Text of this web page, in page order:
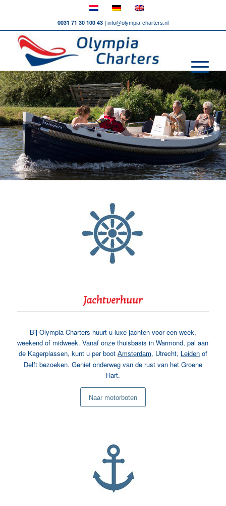
0031 71 30 100 43 | info@olympia-charters.nl
Jachtverhuur
Bij Olympia Charters huurt u luxe jachten voor een week,
weekend of midweek. Vanaf onze thuisbasis in Warmond, pal aan
de Kagerplassen, kunt u per boot Amsterdam, Utrecht, Leidenof
Delft bezoeken. Geniet onderweg van de rust van het Groene
Hart.
Naar motorboten